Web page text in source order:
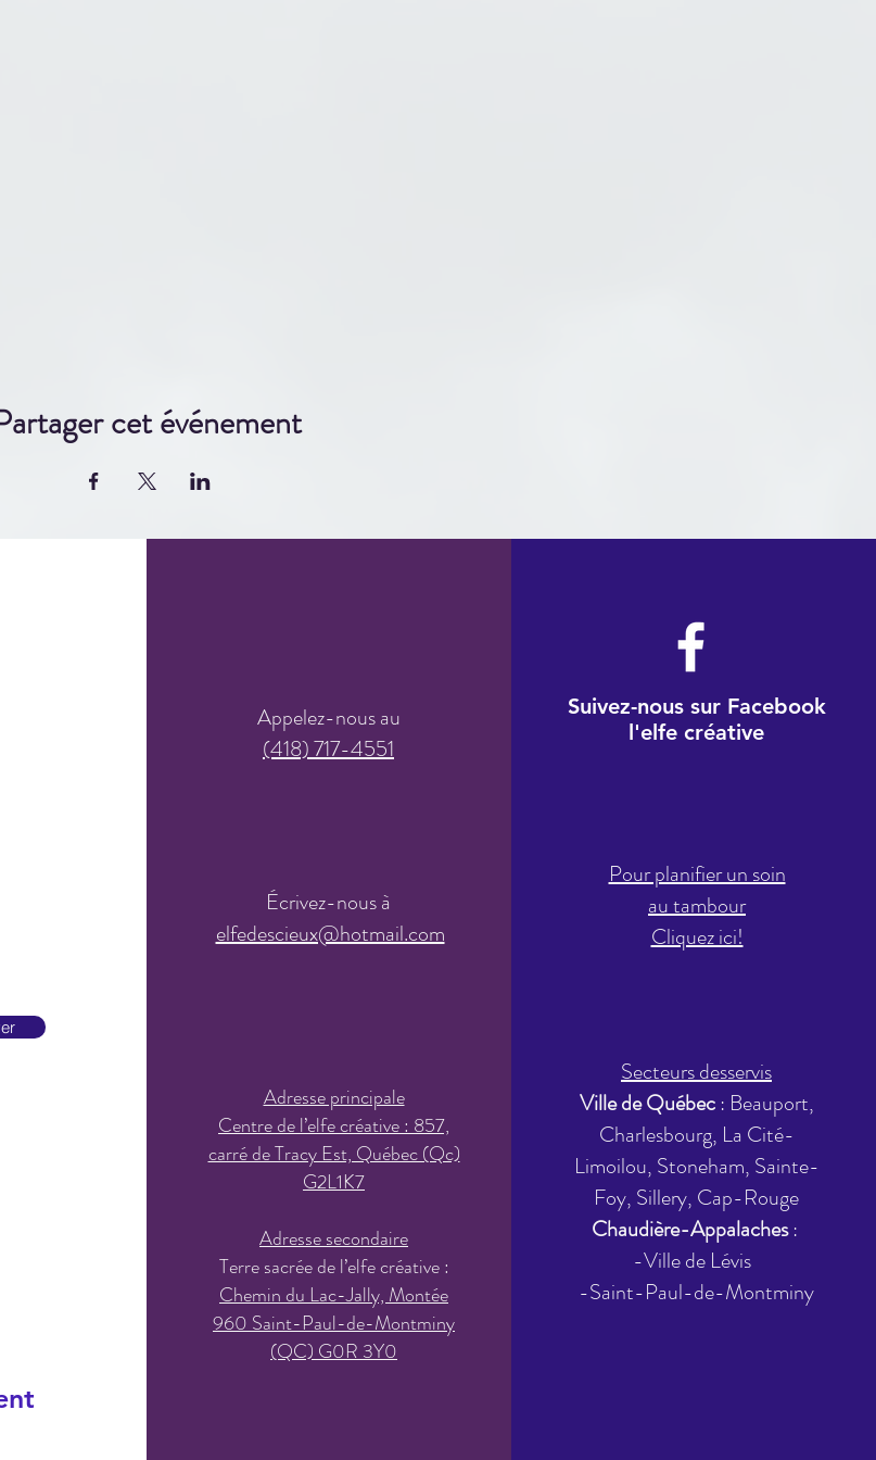
cet événement
Appelez-nous au
(418) 717-4551
Écrivez-nous à
elfedescieux@hotmail.com
Adresse principale
Centre de l’elfe créative : 857,
carré de Tracy Est, Québec (Qc)
G2L1K7
Adresse secondaire
Terre sacrée de l’elfe créative :
Chemin du Lac-Jally, Montée
960 Saint-Paul-de-Montminy
(QC) G0R 3Y0
Suivez-nous sur Facebook
l'elfe créative
Pour planifier un soin
au tambour
Cliquez ici!
Secteurs desservis
Ville de Québec: Beauport,
Charlesbourg, La Cité-
Limoilou, Stoneham, Sainte-
Foy, Sillery, Cap-Rouge
Chaudière-Appalaches:
-Ville de Lévis
-Saint-Paul-de-Montminy